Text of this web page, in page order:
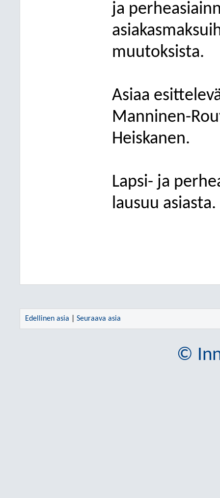
ja
muutoksista.
Asiaa
Manninen-
Heiskanen.
Lapsi- ja
lausuu asiasta.
Edellinen asia Seuraava asia
©